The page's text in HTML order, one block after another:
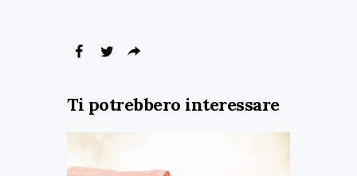
Ti potrebbero interessare